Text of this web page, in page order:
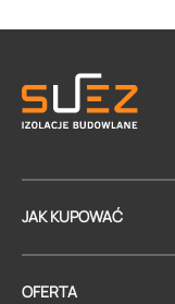
JAK KUPOWAĆ
OFERTA